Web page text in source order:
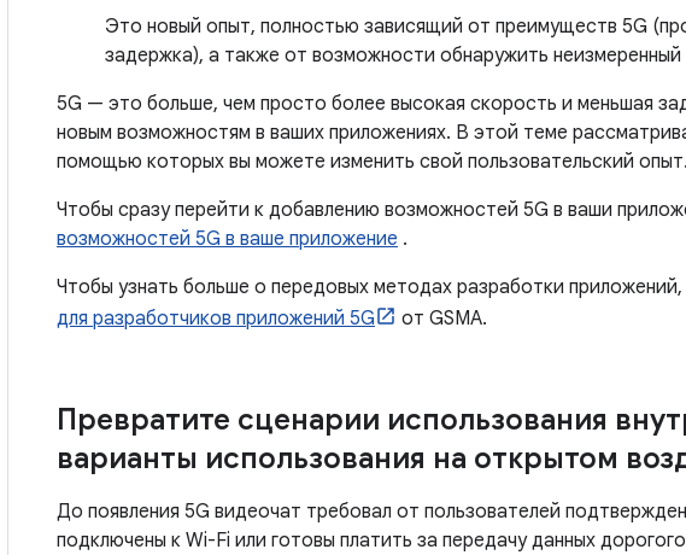
Это новый опыт, полностью зависящий от преимуществ 5G
задержка), а также от возможности обнаружить неизмеренный
5G — это больше, чем просто более высокая скорость и меньшая
новым возможностям в ваших приложениях. В этой теме
помощью которых вы можете изменить свой пользовательский опыт.
Чтобы сразу перейти к добавлению возможностей 5G в ваши
возможностей 5G в ваше приложение .
Чтобы узнать больше о передовых методах разработки приложений,
для разработчиков приложений 5G
от GSMA.
Превратите сценарии использования
варианты использования на открытом
До появления 5G видеочат требовал от пользователей
подключены к Wi-Fi или готовы платить за передачу данных